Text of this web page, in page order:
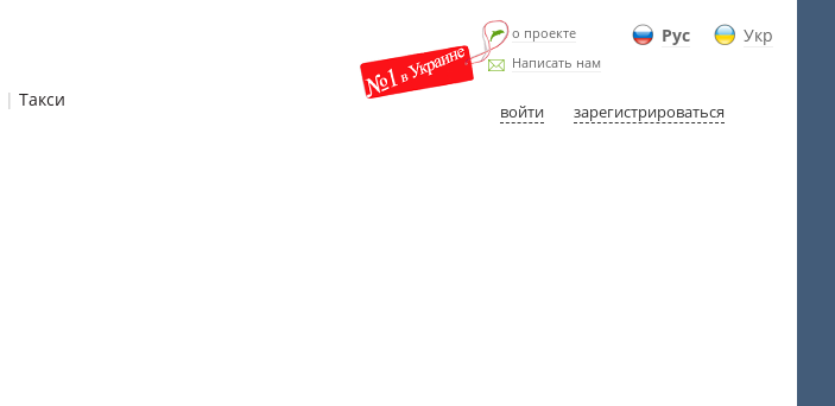
Рус Укр
о проекте
Написать нам
войти зарегистрироваться
| Такси